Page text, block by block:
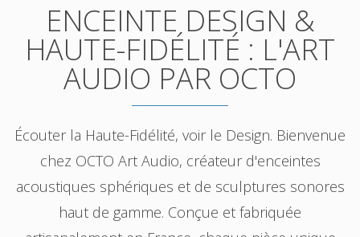
ENCEINTE DESIGN &
HAUTE-FIDÉLITÉ : L'ART
AUDIO PAR OCTO
Écouter la Haute-Fidélité, voir le Design. Bienvenue
chez OCTO Art Audio, créateur d'enceintes
acoustiques sphériques et de sculptures sonores
haut de gamme. Conçue et fabriquée